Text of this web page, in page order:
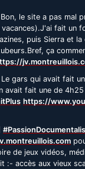
Bon, le site a pas mal
fait un
puis Sierra et
ça
Le gars qui avait fait
avait fait une de
https://
de jeux vidéos,
:- accès aux vieux